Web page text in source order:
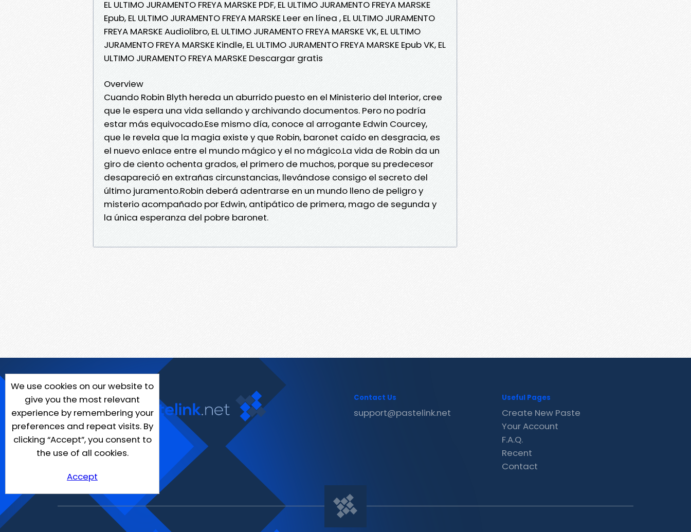
EL ULTIMO JURAMENTO FREYA MARSKE PDF, EL ULTIMO JURAMENTO FREYA MARSKE
Epub, EL ULTIMO JURAMENTO FREYA MARSKE Leer en línea , EL ULTIMO JURAMENTO
FREYA MARSKE Audiolibro, EL ULTIMO JURAMENTO FREYA MARSKE VK, EL ULTIMO
JURAMENTO FREYA MARSKE Kindle, EL ULTIMO JURAMENTO FREYA MARSKE Epub VK, EL
ULTIMO JURAMENTO FREYA MARSKE Descargar gratis
Overview
Cuando Robin Blyth hereda un aburrido puesto en el Ministerio del Interior, cree
que le espera una vida sellando y archivando documentos. Pero no podría
estar más equivocado.Ese mismo día, conoce al arrogante Edwin Courcey,
que le revela que la magia existe y que Robin, baronet caído en desgracia, es
el nuevo enlace entre el mundo mágico y el no mágico.La vida de Robin da un
giro de ciento ochenta grados, el primero de muchos, porque su predecesor
desapareció en extrañas circunstancias, llevándose consigo el secreto del
último juramento.Robin deberá adentrarse en un mundo lleno de peligro y
misterio acompañado por Edwin, antipático de primera, mago de segunda y
la única esperanza del pobre baronet.
We use cookies on our website to
give you the most relevant
experience by remembering your
preferences and repeat visits. By
clicking “Accept”, you consent to
the use of all cookies.
Accept
Contact Us
support@pastelink.net
Useful Pages
Create New Paste
Your Account
F.A.Q.
Recent
Contact